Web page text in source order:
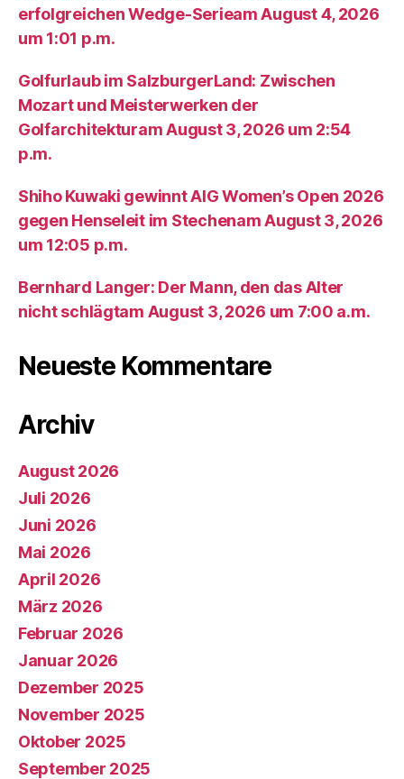
erfolgreichen Wedge-Serieam August 4, 2026
um 1:01 p.m.
Golfurlaub im SalzburgerLand: Zwischen
Mozart und Meisterwerken der
Golfarchitekturam August 3, 2026 um 2:54
p.m.
Shiho Kuwaki gewinnt AIG Women’s Open 2026
gegen Henseleit im Stechenam August 3, 2026
um 12:05 p.m.
Bernhard Langer: Der Mann, den das Alter
nicht schlägtam August 3, 2026 um 7:00 a.m.
Neueste Kommentare
Archiv
August 2026
Juli 2026
Juni 2026
Mai 2026
April 2026
März 2026
Februar 2026
Januar 2026
Dezember 2025
November 2025
Oktober 2025
September 2025